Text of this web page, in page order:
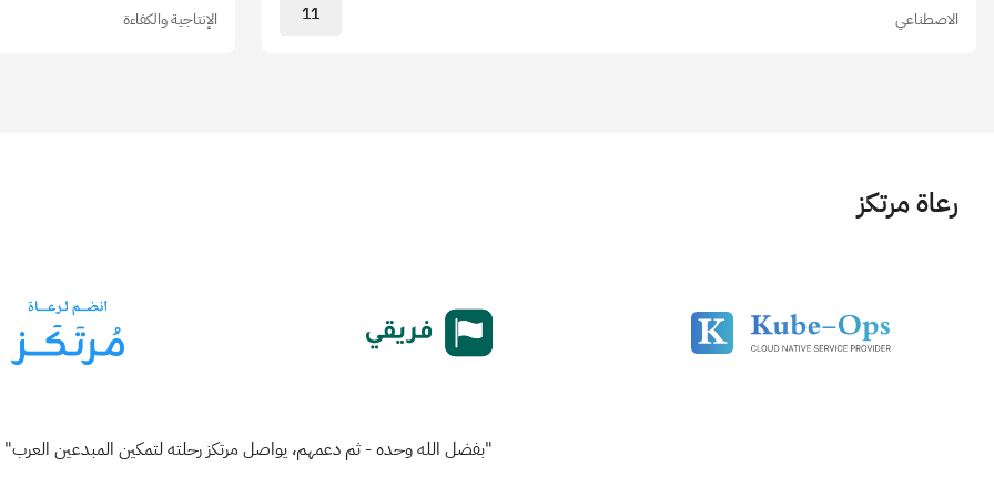
الاصطناعي 11 الإنتاجية والكفاءة
رعاة مرتكز
"بفضل الله وحده - ثم دعمهم، يواصل مرتكز رحلته لتمكين المبدعين العرب"